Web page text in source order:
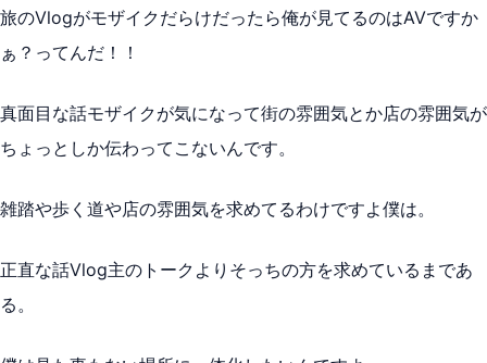
旅のVlogがモザイクだらけだったら俺が見てるのはAVですか
ぁ？ってんだ！！
真面目な話モザイクが気になって街の雰囲気とか店の雰囲気が
ちょっとしか伝わってこないんです。
雑踏や歩く道や店の雰囲気を求めてるわけですよ僕は。
正直な話Vlog主のトークよりそっちの方を求めているまであ
る。